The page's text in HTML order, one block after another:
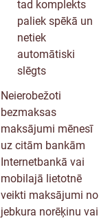
tad komplekts
paliek spēkā un
netiek
automātiski
slēgts
Neierobežoti
bezmaksas
maksājumi mēnesī
uz citām bankām
Internetbankā vai
mobilajā lietotnē
veikti maksājumi no
jebkura norēķinu vai